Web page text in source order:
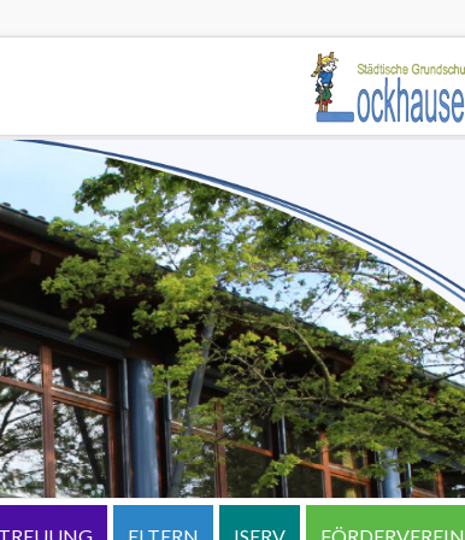
ELTERN ISERV FÖRDERVEREIN